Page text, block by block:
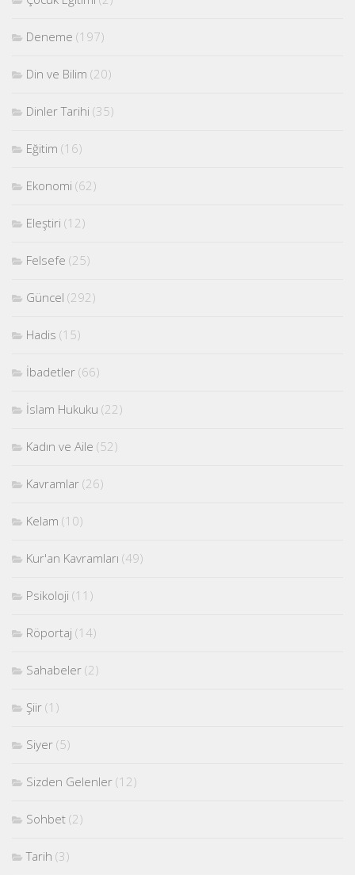
Deneme (197)
Din ve Bilim (20)
Dinler Tarihi (35)
Eğitim (16)
Ekonomi (62)
Eleştiri (12)
Felsefe (25)
Güncel (292)
Hadis (15)
İbadetler (66)
İslam Hukuku (22)
Kadın ve Aile (52)
Kavramlar (26)
Kelam (10)
Kur'an Kavramları (49)
Psikoloji (11)
Röportaj (14)
Sahabeler (2)
Şiir (1)
Siyer (5)
Sizden Gelenler (12)
Sohbet (2)
Tarih (3)